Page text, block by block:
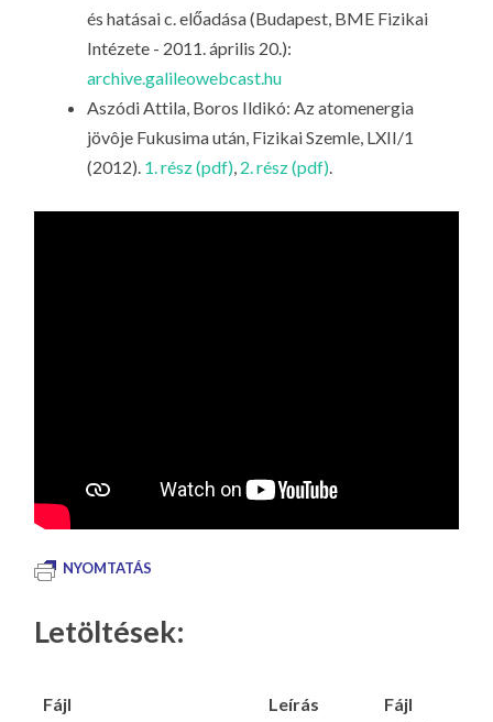
és hatásai c. előadása (Budapest, BME Fizikai
Intézete - 2011. április 20.):
archive.galileowebcast.hu
Aszódi Attila, Boros Ildikó: Az atomenergia
jövôje Fukusima után, Fizikai Szemle, LXII/1
(2012). 1. rész (pdf), 2. rész (pdf).
NYOMTATÁS
Letöltések:
Fájl Leírás
Fájl